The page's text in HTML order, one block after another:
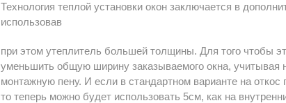
Технология теплой установки окон заключается в
использовав
при этом утеплитель большей толщины. Для того чтобы
уменьшить общую ширину заказываемого окна, учитывая
монтажную пену. И если в стандартном варианте на
то теперь можно будет использовать 5см, как на